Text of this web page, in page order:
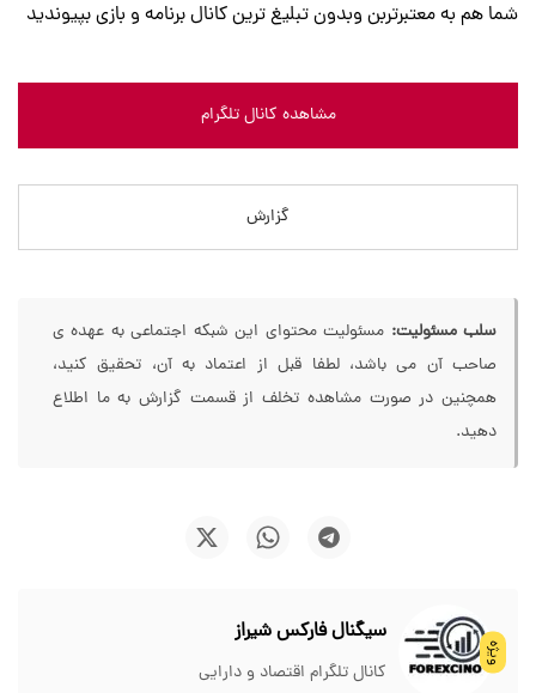
شما هم به معتبرتربن وبدون تبلیغ ترین کانال برنامه و بازی بپیوندید
مشاهده کانال تلگرام
گزارش
سلب مسئولیت: مسئولیت محتوای این شبکه اجتماعی به عهده ی
صاحب آن می باشد، لطفا قبل از اعتماد به آن، تحقیق کنید،
همچنین در صورت مشاهده تخلف از قسمت گزارش به ما اطلاع
دهید.
ویژه
سیگنال فارکس شیراز
کانال تلگرام اقتصاد و دارایی